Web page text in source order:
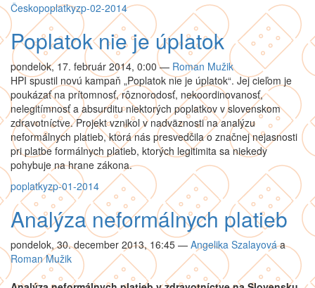
Českopoplatkyzp-02-2014
Poplatok nie je úplatok
pondelok, 17. február 2014, 0:00 — Roman Mužik
HPI spustil novú kampaň „Poplatok nie je úplatok“. Jej cieľom je
poukázať na prítomnosť, rôznorodosť, nekoordinovanosť,
nelegitímnosť a absurditu niektorých poplatkov v slovenskom
zdravotníctve. Projekt vznikol v nadväznosti na analýzu
neformálnych platieb, ktorá nás presvedčila o značnej nejasnosti
pri platbe formálnych platieb, ktorých legitimita sa niekedy
pohybuje na hrane zákona.
poplatkyzp-01-2014
Analýza neformálnych platieb
pondelok, 30. december 2013, 16:45 — Angelika Szalayováa
Roman Mužik